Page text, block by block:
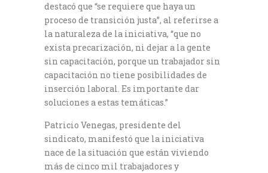
destacó que “se requiere que haya un
proceso de transición justa”, al referirse a
la naturaleza de la iniciativa, “que no
exista precarización, ni dejar a la gente
sin capacitación, porque un trabajador sin
capacitación no tiene posibilidades de
inserción laboral. Es importante dar
soluciones a estas temáticas.”
Patricio Venegas, presidente del
sindicato, manifestó que la iniciativa
nace de la situación que están viviendo
más de cinco mil trabajadores y